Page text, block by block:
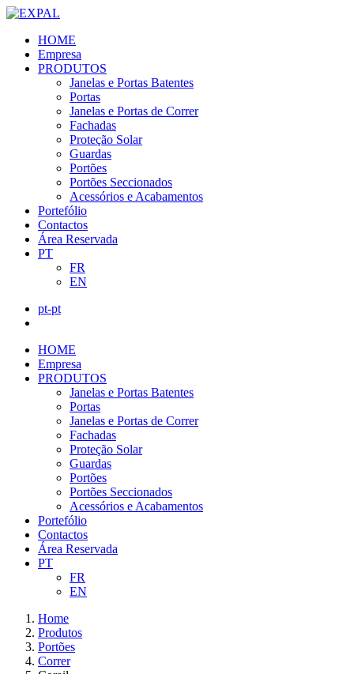
HOME
Empresa
PRODUTOS
Janelas e Portas Batentes
Portas
Janelas e Portas de Correr
Fachadas
Proteção Solar
Guardas
Portões
Portões Seccionados
Acessórios e Acabamentos
Portefólio
Contactos
Área Reservada
PT
FR
EN
pt-pt
HOME
Empresa
PRODUTOS
Janelas e Portas Batentes
Portas
Janelas e Portas de Correr
Fachadas
Proteção Solar
Guardas
Portões
Portões Seccionados
Acessórios e Acabamentos
Portefólio
Contactos
Área Reservada
PT
FR
EN
Home
Produtos
Portões
Correr